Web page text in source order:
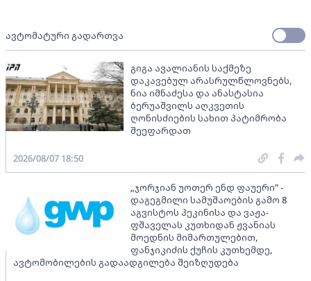
ავტომატური გადართვა
გიგა ავალიანის საქმეზე
დაკავებულ არასრულწლოვნებს,
ნია იმნაძესა და ანასტასია
ბერუაშვილს აღკვეთის
ღონისძიების სახით პატიმრობა
შეეფარდათ
2026/08/07 18:50
„ჯორჯიან უოთერ ენდ ფაუერი” -
დაგეგმილი სამუშაოების გამო 8
აგვისტოს პეკინისა და ვაჟა-
ფშაველას კუთხიდან ჟვანიას
მოედნის მიმართულებით,
ფანჯიკიძის ქუჩის კუთხემდე,
ავტომობილების გადაადგილება შეიზღუდება